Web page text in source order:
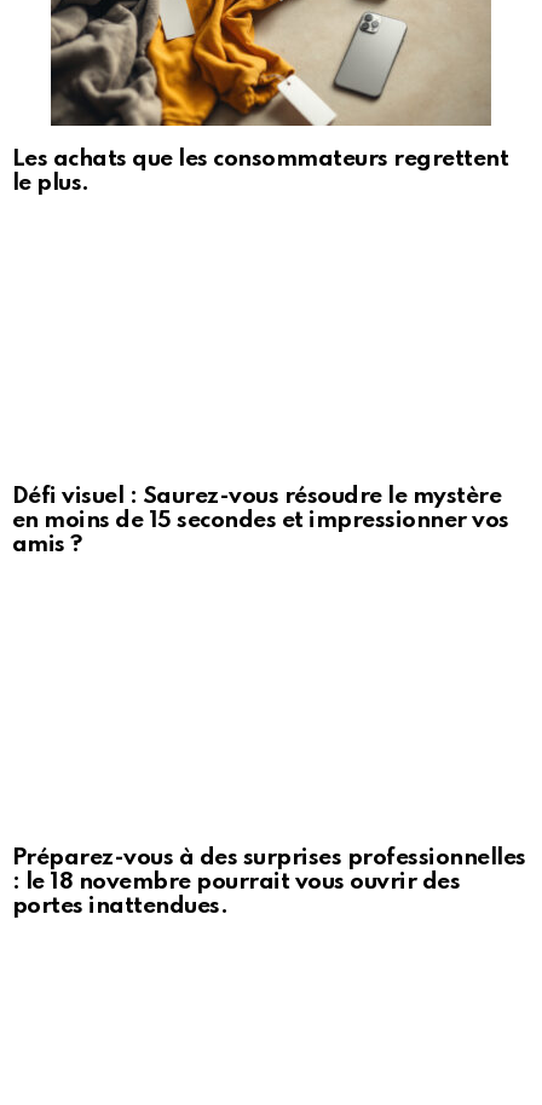
Les achats que les consommateurs regrettent
le plus.
Défi visuel : Saurez-vous résoudre le mystère
en moins de 15 secondes et impressionner vos
amis ?
Préparez-vous à des surprises professionnelles
: le 18 novembre pourrait vous ouvrir des
portes inattendues.